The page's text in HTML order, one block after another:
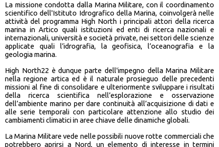
La missione condotta dalla Marina Militare, con il coordinamento
scientifico dell'Istituto Idrografico della Marina, coinvolgerà nelle
attività del programma High North i principali attori della ricerca
marina in Artico quali istituzioni ed enti di ricerca nazionali e
internazionali, università e società private, nei settori delle scienze
applicate quali l’idrografia, la geofisica, l’oceanografia e la
geologia marina.
High North22 è dunque parte dell'impegno della Marina Militare
nella regione artica ed è il naturale prosieguo delle precedenti
missioni al fine di consolidare e ulteriormente sviluppare i risultati
della ricerca scientifica nell’esplorazione e osservazione
dell’ambiente marino per dare continuità all’acquisizione di dati e
alle serie temporali con particolare attenzione allo studio dei
cambiamenti climatici in aree chiave delle dinamiche globali.
La Marina Militare vede nelle possibili nuove rotte commerciali che
potrebbero aprirsi a Nord, un elemento di interesse in termini